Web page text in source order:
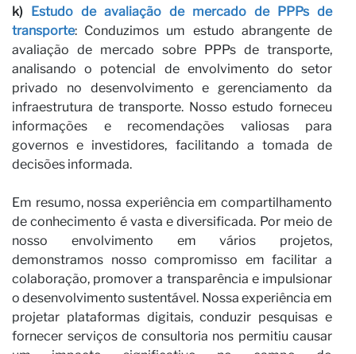
k)
Estudo de avaliação de mercado de PPPs de
transporte: Conduzimos um estudo abrangente de
avaliação de mercado sobre PPPs de transporte,
analisando o potencial de envolvimento do setor
privado no desenvolvimento e gerenciamento da
infraestrutura de transporte. Nosso estudo forneceu
informações e recomendações valiosas para
governos e investidores, facilitando a tomada de
decisões informada.
Em resumo, nossa experiência em compartilhamento
de conhecimento é vasta e diversificada. Por meio de
nosso envolvimento em vários projetos,
demonstramos nosso compromisso em facilitar a
colaboração, promover a transparência e impulsionar
o desenvolvimento sustentável. Nossa experiência em
projetar plataformas digitais, conduzir pesquisas e
fornecer serviços de consultoria nos permitiu causar